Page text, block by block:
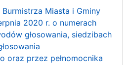
Miasta i Gminy
2020 r. o numerach
głosowania, siedzibach
oraz przez pełnomocnika